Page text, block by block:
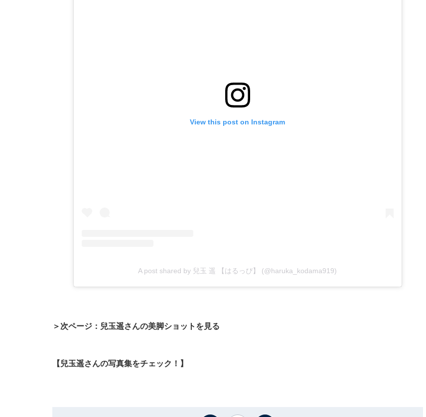
View this post on Instagram
A post shared by 兒玉 遥 【はるっぴ】 (@haruka_kodama919)
＞次ページ：兒玉遥さんの美脚ショットを見る
【兒玉遥さんの写真集をチェック！】